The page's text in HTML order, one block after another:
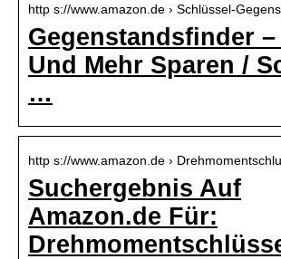
http s://www.amazon.de › Schlüssel-
Gegenstandsfinder –
Und Mehr Sparen /
…
http s://www.amazon.de ›
Suchergebnis Auf
Amazon.de Für: